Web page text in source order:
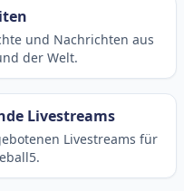
und Nachrichten aus
der Welt.
Livestreams
Livestreams für